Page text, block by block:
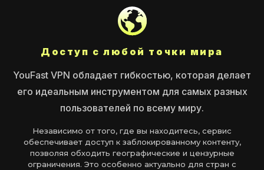
Доступ с любой точки мира
YouFast VPN обладает гибкостью, которая делает
его идеальным инструментом для самых разных
пользователей по всему миру.
Независимо от того, где вы находитесь, сервис
обеспечивает доступ к заблокированному контенту,
позволяя обходить географические и цензурные
ограничения. Это особенно актуально для стран с